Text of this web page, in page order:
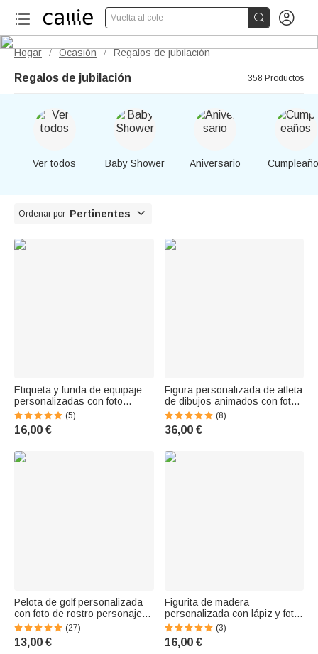
Vuelta al cole  
Hogar / Ocasión / Regalos de jubilación
Regalos de jubilación 358 Productos
Ver todos Baby Shower Aniversario
Ordenar por Pertinentes 
Etiqueta y funda de equipaje
personalizadas con foto
cómica exagerada para
maletas de 45 a 81 cm regalo
de cumpleaños para parejas y
(5)
16,00 €
Figura personalizada de atleta
de dibujos animados con foto
y nombre adorno de escritorio
regalo de cumpleaños y
equipo para amantes del
(8)
36,00 €
Pelota de golf personalizada
con foto de rostro personaje
animado divertido y nombre
regalo de cumpleaños y día
de juego para amantes del golf
(27)
13,00 €
Figurita de madera
personalizada con lápiz y foto,
con la inscripción «Teach Love
Inspire», ideal como regalo de
vuelta al cole o para el Día del
(3)
16,00 €